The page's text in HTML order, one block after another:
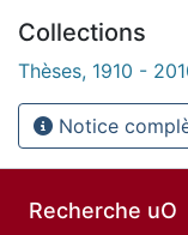
Collections
Thèses, 1910 -
Notice
Recherche uO